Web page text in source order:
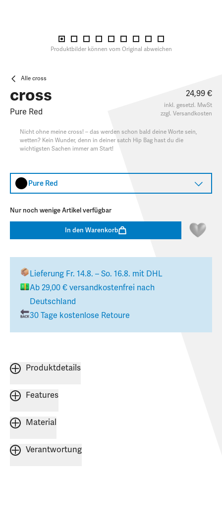
Produktbilder können vom Original abweichen
Alle cross
cross
Pure Red
24,99 €
inkl. gesetzl. MwSt
zzgl. Versandkosten
Nicht ohne meine cross! – das werden schon bald deine Worte sein,
wetten? Kein Wunder, denn in deiner satch Hip Bag hast du die
wichtigsten Sachen immer am Start!
Pure Red
Nur noch wenige Artikel verfügbar
In den Warenkorb
Lieferung Fr. 14.8. – So. 16.8. mit DHL
Ab 29,00 € versandkostenfrei nach
Deutschland
30 Tage kostenlose Retoure
Produktdetails
Features
Material
Verantwortung